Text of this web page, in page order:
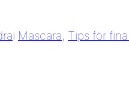
i Mascara, Tips för